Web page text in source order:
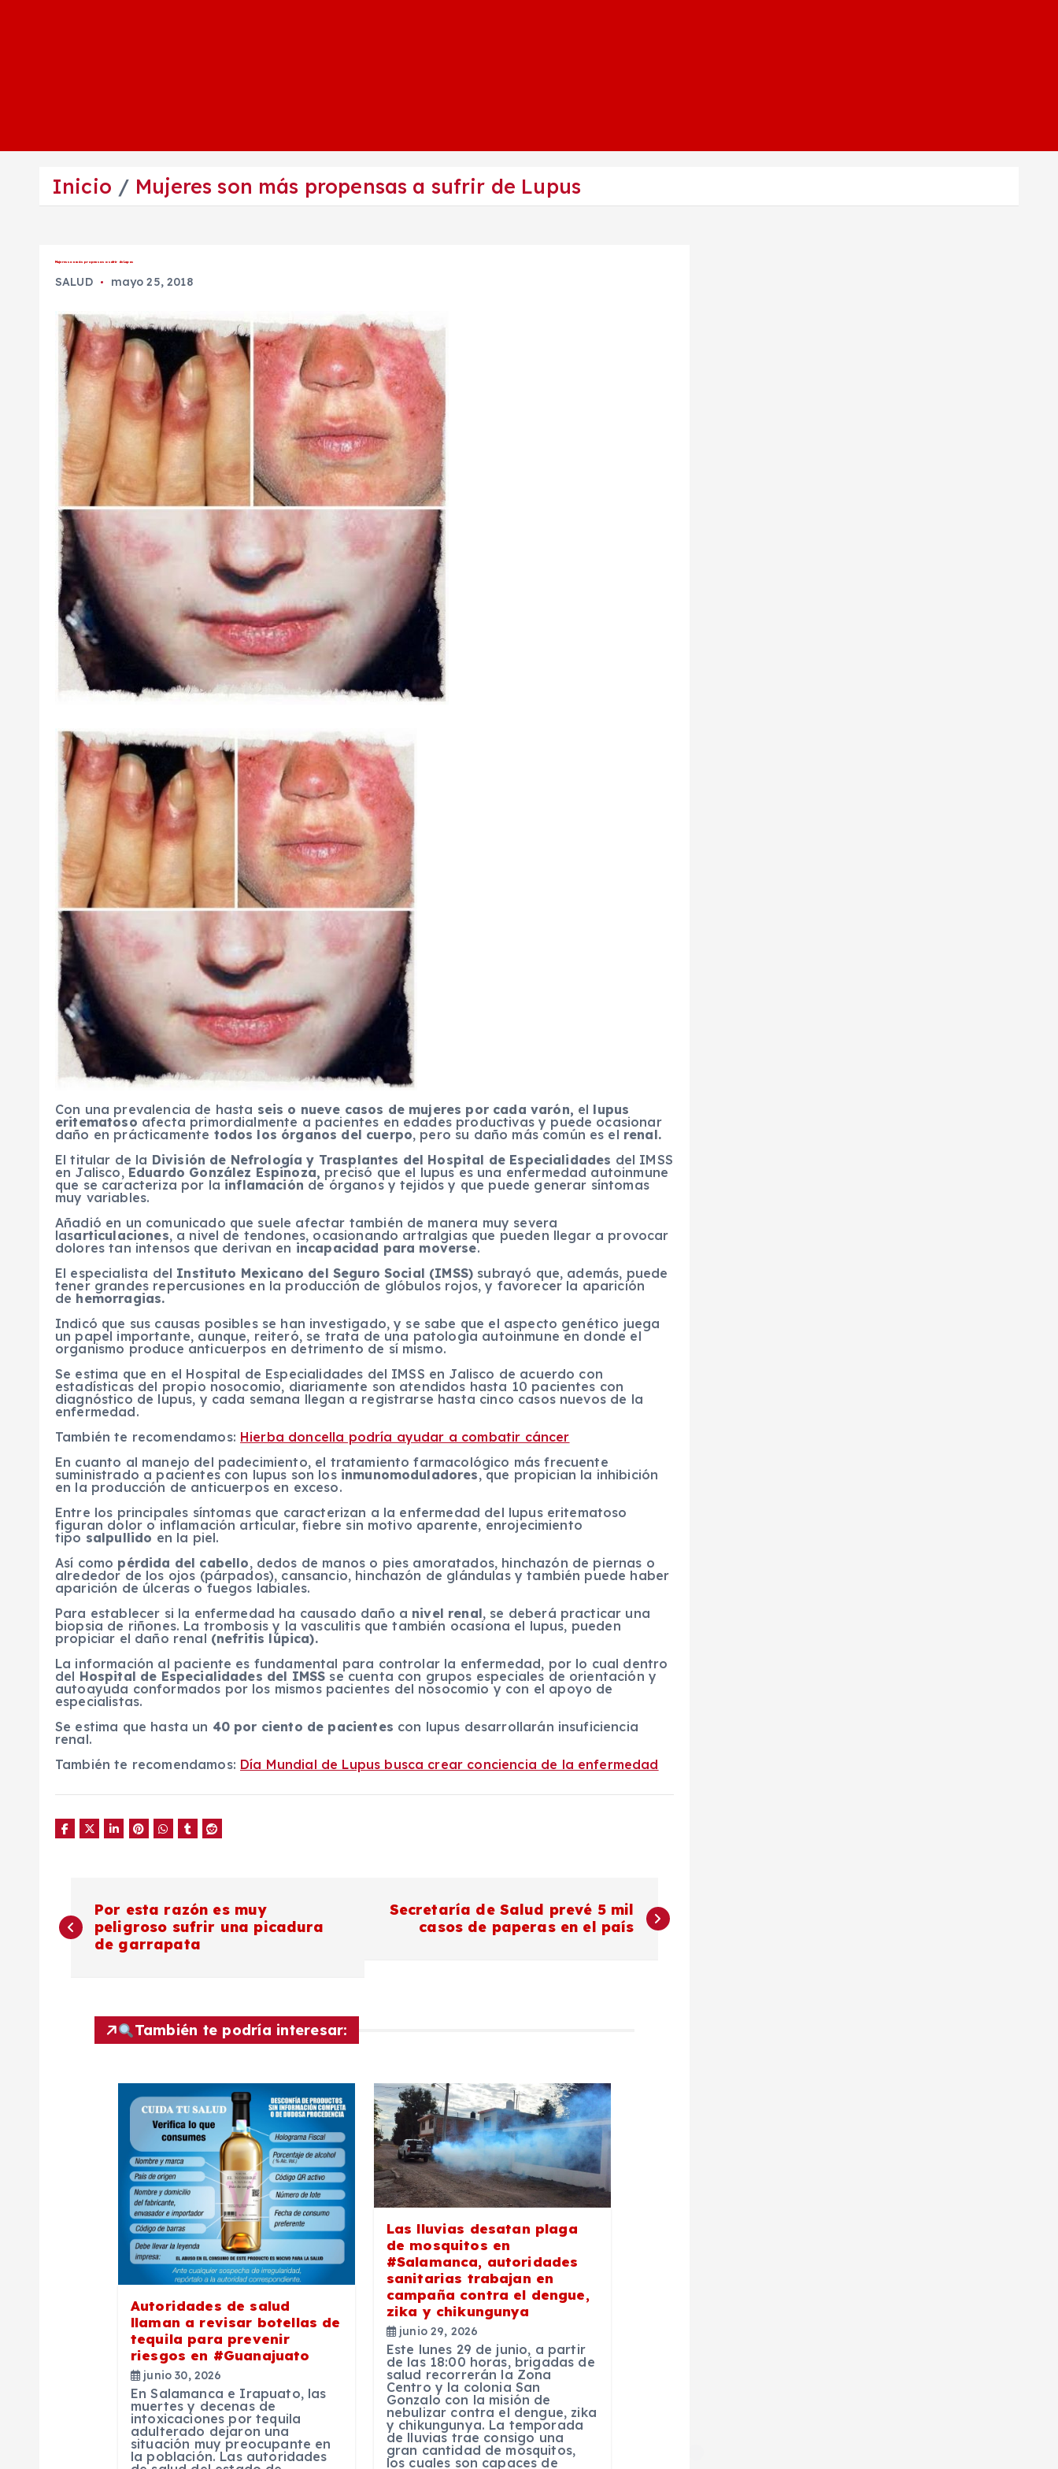
Inicio Mujeres son más propensas a sufrir de Lupus
Mujeres son más propensas a sufrir de Lupus
SALUD mayo 25, 2018
Con una prevalencia de hasta seis o nueve casos de mujeres por cada varón, el lupus
eritematoso afecta primordialmente a pacientes en edades productivas y puede ocasionar
daño en prácticamente todos los órganos del cuerpo, pero su daño más común es el renal.
El titular de la División de Nefrología y Trasplantes del Hospital de Especialidades del IMSS
en Jalisco, Eduardo González Espinoza, precisó que el lupus es una enfermedad autoinmune
que se caracteriza por la inflamación de órganos y tejidos y que puede generar síntomas
muy variables.
Añadió en un comunicado que suele afectar también de manera muy severa
lasarticulaciones, a nivel de tendones, ocasionando artralgias que pueden llegar a provocar
dolores tan intensos que derivan en incapacidad para moverse.
El especialista del Instituto Mexicano del Seguro Social (IMSS) subrayó que, además, puede
tener grandes repercusiones en la producción de glóbulos rojos, y favorecer la aparición
de hemorragias.
Indicó que sus causas posibles se han investigado, y se sabe que el aspecto genético juega
un papel importante, aunque, reiteró, se trata de una patología autoinmune en donde el
organismo produce anticuerpos en detrimento de sí mismo.
Se estima que en el Hospital de Especialidades del IMSS en Jalisco de acuerdo con
estadísticas del propio nosocomio, diariamente son atendidos hasta 10 pacientes con
diagnóstico de lupus, y cada semana llegan a registrarse hasta cinco casos nuevos de la
enfermedad.
También te recomendamos: Hierba doncella podría ayudar a combatir cáncer
En cuanto al manejo del padecimiento, el tratamiento farmacológico más frecuente
suministrado a pacientes con lupus son los inmunomoduladores, que propician la inhibición
en la producción de anticuerpos en exceso.
Entre los principales síntomas que caracterizan a la enfermedad del lupus eritematoso
figuran dolor o inflamación articular, fiebre sin motivo aparente, enrojecimiento
tipo salpullido en la piel.
Así como pérdida del cabello, dedos de manos o pies amoratados, hinchazón de piernas o
alrededor de los ojos (párpados), cansancio, hinchazón de glándulas y también puede haber
aparición de úlceras o fuegos labiales.
Para establecer si la enfermedad ha causado daño a nivel renal, se deberá practicar una
biopsia de riñones. La trombosis y la vasculitis que también ocasiona el lupus, pueden
propiciar el daño renal (nefritis lúpica).
La información al paciente es fundamental para controlar la enfermedad, por lo cual dentro
del Hospital de Especialidades del IMSS se cuenta con grupos especiales de orientación y
autoayuda conformados por los mismos pacientes del nosocomio y con el apoyo de
especialistas.
Se estima que hasta un 40 por ciento de pacientes con lupus desarrollarán insuficiencia
renal.
También te recomendamos: Día Mundial de Lupus busca crear conciencia de la enfermedad
a
Por esta razón es muy
peligroso sufrir una picadura
de garrapata
Secretaría de Salud prevé 5 mil
casos de paperas en el país
También te podría interesar:
Autoridades de salud
llaman a revisar botellas de
tequila para prevenir
riesgos en #Guanajuato
junio 30, 2026
En Salamanca e Irapuato, las
muertes y decenas de
intoxicaciones por tequila
adulterado dejaron una
situación muy preocupante en
la población. Las autoridades
Las lluvias desatan plaga
de mosquitos en
#Salamanca, autoridades
sanitarias trabajan en
campaña contra el dengue,
zika y chikungunya
junio 29, 2026
Este lunes 29 de junio, a partir
de las 18:00 horas, brigadas de
salud recorrerán la Zona
Centro y la colonia San
Gonzalo con la misión de
nebulizar contra el dengue, zika
y chikungunya. La temporada
de lluvias trae consigo una
gran cantidad de mosquitos,
los cuales son capaces de